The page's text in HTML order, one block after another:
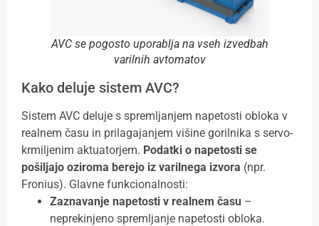
AVC se pogosto uporablja na vseh izvedbah
varilnih avtomatov
Kako deluje sistem AVC?
Sistem AVC deluje s spremljanjem napetosti obloka v
realnem času in prilagajanjem višine gorilnika s servo-
krmiljenim aktuatorjem. Podatki o napetosti se
pošiljajo oziroma berejo iz varilnega izvora (npr.
Fronius). Glavne funkcionalnosti:
Zaznavanje napetosti v realnem času –
neprekinjeno spremljanje napetosti obloka.